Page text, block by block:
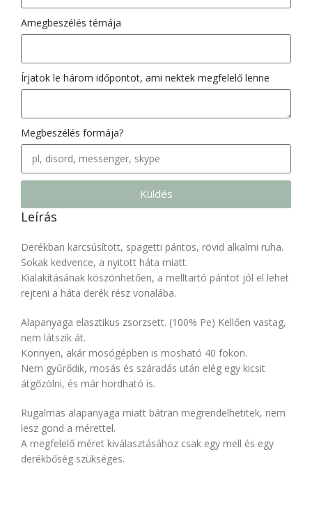
Amegbeszélés témája
Írjatok le három időpontot, ami nektek megfelelő lenne
Megbeszélés formája?
Küldés
Leírás
Derékban karcsúsított, spagetti pántos, rövid alkalmi ruha.
Sokak kedvence, a nyitott háta miatt.
Kialakításának köszönhetően, a melltartó pántot jól el lehet
rejteni a háta derék rész vonalába.
Alapanyaga elasztikus zsorzsett. (100% Pe) Kellően vastag,
nem látszik át.
Könnyen, akár mosógépben is mosható 40 fokon.
Nem gyűrődik, mosás és száradás után elég egy kicsit
átgőzölni, és már hordható is.
Rugalmas alapanyaga miatt bátran megrendelhetitek, nem
lesz gond a mérettel.
A megfelelő méret kiválasztásához csak egy mell és egy
derékbőség szükséges.